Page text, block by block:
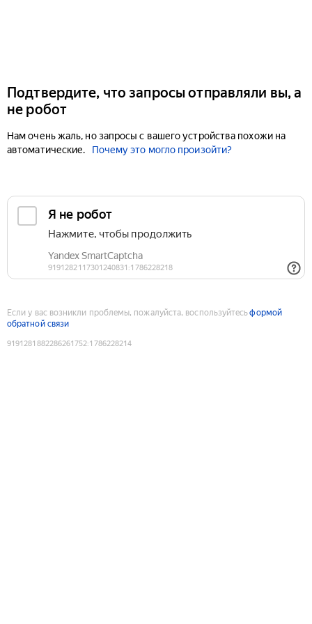
Подтвердите, что запросы отправляли вы, а
не робот
Нам очень жаль, но запросы с вашего устройства похожи на
автоматические.
Почему это могло произойти?
Если у вас возникли проблемы, пожалуйста, воспользуйтесьформой
обратной связи
9191281882286261752:1786228214